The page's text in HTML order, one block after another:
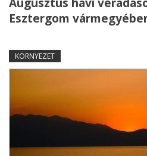
Esztergom
KÖRNYEZET